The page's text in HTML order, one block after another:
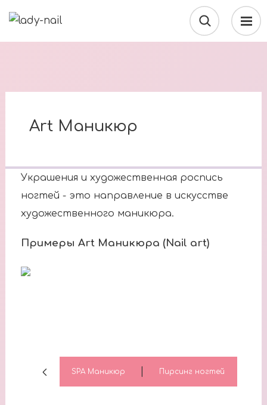
Art Маникюр
Украшения и художественная роспись
ногтей - это направление в искусстве
художественного маникюра.
Примеры Art Маникюра (Nail art)
SPA Маникюр Пирсинг ногтей